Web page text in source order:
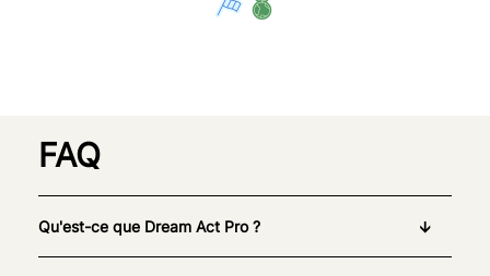
FAQ
Qu'est-ce que Dream Act Pro ?